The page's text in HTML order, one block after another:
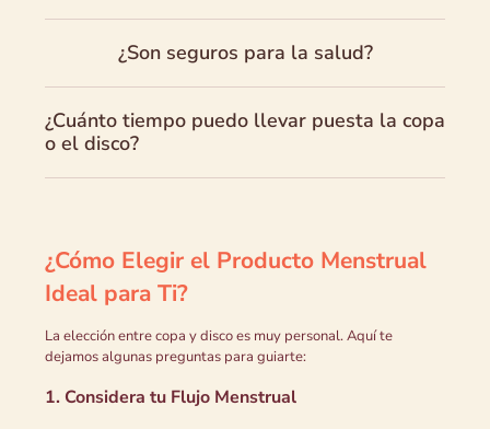
¿Son seguros para la salud?
¿Cuánto tiempo puedo llevar puesta la copa
o el disco?
¿Cómo Elegir el Producto Menstrual
Ideal para Ti?
La elección entre copa y disco es muy personal. Aquí te
dejamos algunas preguntas para guiarte:
1. Considera tu Flujo Menstrual